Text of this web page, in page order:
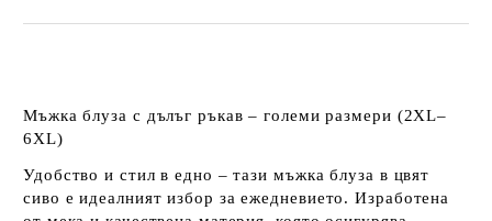
Мъжка блуза с дълъг ръкав – големи размери (2XL–
6XL)
Удобство и стил в едно – тази мъжка блуза в цвят
сиво е идеалният избор за ежедневието. Изработена